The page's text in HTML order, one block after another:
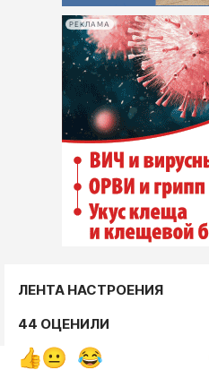
РЕКЛАМА
ЛЕНТА НАСТРОЕНИЯ
44 ОЦЕНИЛИ